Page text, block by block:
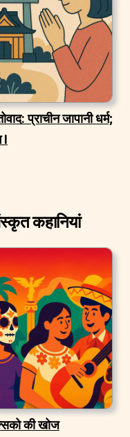
प्राचीन जापानी धर्म;
I
कहानियां
की खोज